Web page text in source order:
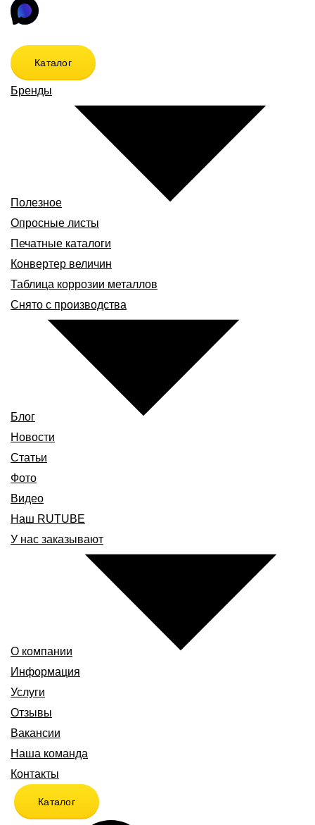
Каталог
Бренды
Полезное
Опросные листы
Печатные каталоги
Конвертер величин
Таблица коррозии металлов
Снято с производства
Блог
Новости
Статьи
Фото
Видео
Наш RUTUBE
У нас заказывают
О компании
Информация
Услуги
Отзывы
Вакансии
Наша команда
Контакты
Каталог